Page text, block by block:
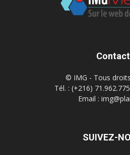
Contact
© IMG - Tous
Tél. : (+216)
Email :
SUIVEZ-